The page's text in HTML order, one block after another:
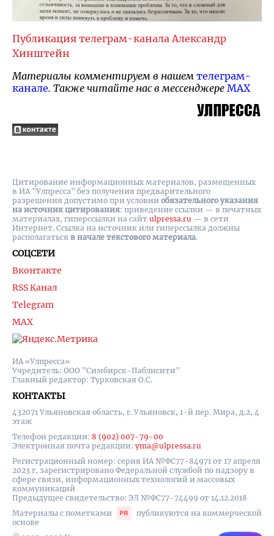
Публикация телеграм-канала Александр
Хинштейн
Материалы комментируем в нашем телеграм-
канале. Также читайте нас в мессенджере MAX
ИА «Улпресса»
Учредитель: ООО "Симбирск-Паблисити"
Главный редактор: Турковская О.С.
КОНТАКТЫ
432071 Ульяновская область, г. Ульяновск, 1-й пер. Мира, д.2, 4
этаж
Телефон редакции: 8 (902) 007-79-00
Электронная почта редакции: yma@ulpressa.ru
Регистрационный номер: серия ИА №ФС77-84971 от 17 апреля
2023 г, зарегистрировано Федеральной службой по надзору в
сфере связи, информационных технологий и массовых
коммуникаций
Предыдущее свидетельство: ЭЛ №ФС77-74499 от 14.12.2018
Материалы с пометками
публикуются на коммерческой
основе
СОЦСЕТИ
Вконтакте
RSS Канал
Telegram
MAX
Цитирование информационных материалов, размещенных
в ИА "Улпресса" без получения предварительного
разрешения допустимо при условии обязательного указания
на источник цитирования: приведение ссылки — в печатных
материалах, гиперссылки на cайт ulpressa.ru — в сети
Интернет. Ссылка на источник или гиперссылка должны
располагаться в начале текстового материала.